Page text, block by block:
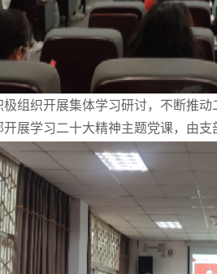
组织开展集体学习研讨，不断推
展学习二十大精神主题党课，由支